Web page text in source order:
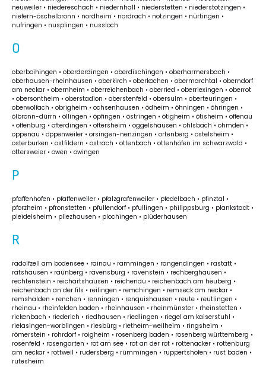
neuweiler • niedereschach • niedernhall • niederstetten • niederstotzingen •
niefern-öschelbronn • nordheim • nordrach • notzingen • nürtingen •
nufringen • nusplingen • nussloch
O
oberboihingen • oberderdingen • oberdischingen • oberharmersbach •
oberhausen-rheinhausen • oberkirch • oberkochen • obermarchtal • oberndorf
am neckar • obernheim • oberreichenbach • oberried • oberriexingen • oberrot
• obersontheim • oberstadion • oberstenfeld • obersulm • oberteuringen •
oberwolfach • obrigheim • ochsenhausen • ödheim • öhningen • öhringen •
ölbronn-dürrn • öllingen • öpfingen • östringen • ötigheim • ötisheim • offenau
• offenburg • ofterdingen • oftersheim • oggelshausen • ohlsbach • ohmden •
oppenau • oppenweiler • orsingen-nenzingen • ortenberg • ostelsheim •
osterburken • ostfildern • ostrach • ottenbach • ottenhöfen im schwarzwald •
ottersweier • owen • owingen
P
pfaffenhofen • pfaffenweiler • pfalzgrafenweiler • pfedelbach • pfinztal •
pforzheim • pfronstetten • pfullendorf • pfullingen • philippsburg • plankstadt •
pleidelsheim • pliezhausen • plochingen • plüderhausen
R
radolfzell am bodensee • rainau • rammingen • rangendingen • rastatt •
ratshausen • raünberg • ravensburg • ravenstein • rechberghausen •
rechtenstein • reichartshausen • reichenau • reichenbach am heuberg •
reichenbach an der fils • reilingen • remchingen • remseck am neckar •
remshalden • renchen • renningen • renquishausen • reute • reutlingen •
rheinau • rheinfelden baden • rheinhausen • rheinmünster • rheinstetten •
rickenbach • riederich • riedhausen • riedlingen • riegel am kaiserstuhl •
rielasingen-worblingen • riesbürg • rietheim-weilheim • ringsheim •
römerstein • rohrdorf • roigheim • rosenberg baden • rosenberg württemberg •
rosenfeld • rosengarten • rot am see • rot an der rot • rottenacker • rottenburg
am neckar • rottweil • rudersberg • rümmingen • ruppertshofen • rust baden •
rutesheim